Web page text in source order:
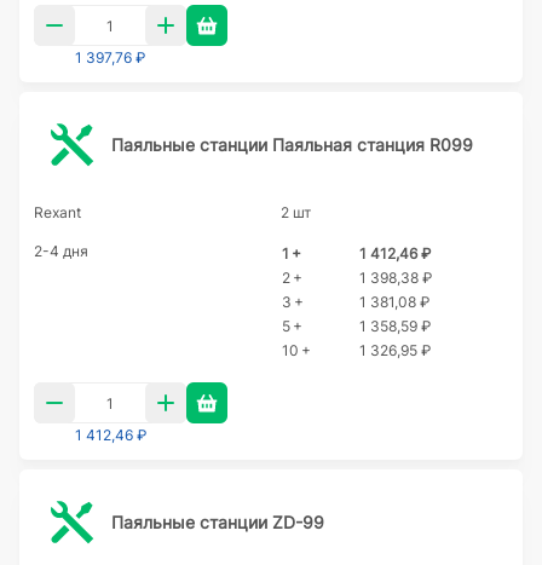
1 397,76 ₽
Паяльные станции Паяльная станция R099
Rexant 2 шт
2-4 дня 1 +
1 412,46 ₽
2 +
1 398,38 ₽
3 +
1 381,08 ₽
5 +
1 358,59 ₽
10 +
1 326,95 ₽
1 412,46 ₽
Паяльные станции ZD-99